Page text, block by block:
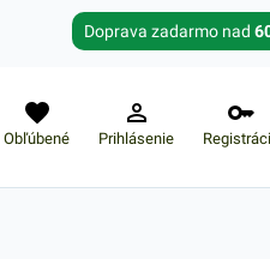
Doprava zadarmo nad
Obľúbené Prihlásenie
Zabudnuté heslo?